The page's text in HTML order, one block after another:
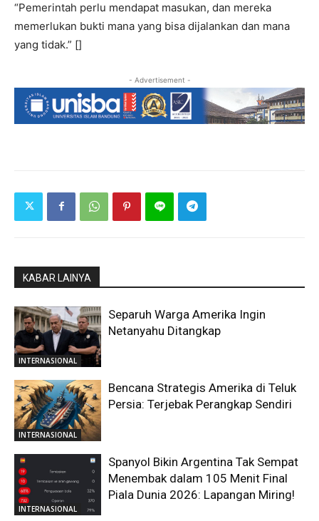
“Pemerintah perlu mendapat masukan, dan mereka
memerlukan bukti mana yang bisa dijalankan dan mana
yang tidak.” []
- Advertisement -
KABAR LAINYA
INTERNASIONAL
Separuh Warga Amerika Ingin
Netanyahu Ditangkap
INTERNASIONAL
Bencana Strategis Amerika di Teluk
Persia: Terjebak Perangkap Sendiri
INTERNASIONAL
Spanyol Bikin Argentina Tak Sempat
Menembak dalam 105 Menit Final
Piala Dunia 2026: Lapangan Miring!